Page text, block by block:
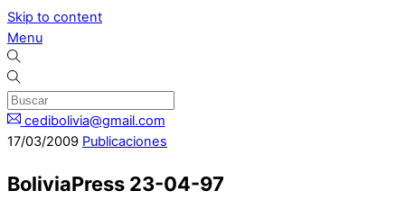
Skip to content
Menu
cedibolivia@gmail.com
17/03/2009 Publicaciones
BoliviaPress 23-04-97